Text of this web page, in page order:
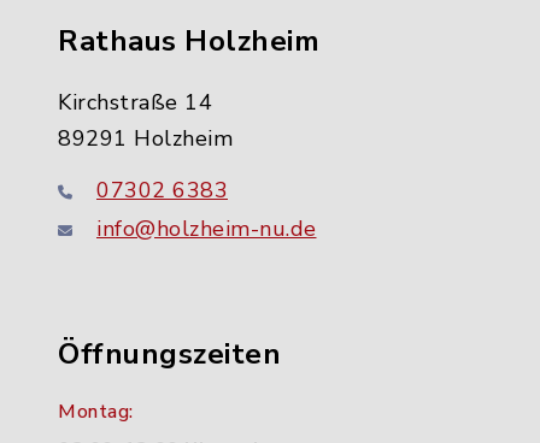
Rathaus Holzheim
Kirchstraße 14
89291 Holzheim
07302 6383
info@holzheim-nu.de
Öffnungszeiten
Montag: